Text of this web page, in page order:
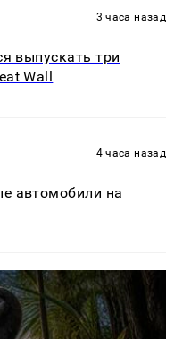
3 часа назад
выпускать три
Wall
4 часа назад
автомобили на